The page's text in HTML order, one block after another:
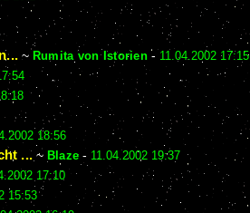
~ Rumita von Istorien- 11.04.2002 17:15
18:56
...~ Blaze - 11.04.2002 19:37
17:10
15:53